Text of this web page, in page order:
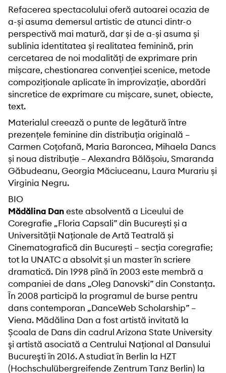
Refacerea spectacolului oferă autoarei ocazia de
a-și asuma demersul artistic de atunci dintr-o
perspectivă mai matură, dar și de a-și asuma și
sublinia identitatea și realitatea feminină, prin
cercetarea de noi modalități de exprimare prin
mișcare, chestionarea convenției scenice, metode
compoziționale aplicate în improvizație, abordări
sincretice de exprimare cu mișcare, sunet, obiecte,
text.
Materialul creează o punte de legătură între
prezențele feminine din distribuția originală –
Carmen Coțofană, Maria Baroncea, Mihaela Dancs
și noua distribuție – Alexandra Bălășoiu, Smaranda
Găbudeanu, Georgia Măciuceanu, Laura Murariu și
Virginia Negru.
BIO
Mădălina Daneste absolventă a Liceului de
Coregrafie „Floria Capsali” din București și a
Universității Naționale de Artă Teatrală și
Cinematografică din București – secția coregrafie;
tot la UNATC a absolvit și un master în scriere
dramatică. Din 1998 pînă în 2003 este membră a
companiei de dans „Oleg Danovski” din Constanța.
În 2008 participă la programul de burse pentru
dans contemporan „DanceWeb Scholarship” –
Viena. Mădălina Dan a fost artistă invitată la
Școala de Dans din cadrul Arizona State University
şi artistă asociată a Centrului Naţional al Dansului
Bucureşti în 2016. A studiat în Berlin la HZT
(Hochschulübergreifende Zentrum Tanz Berlin) la